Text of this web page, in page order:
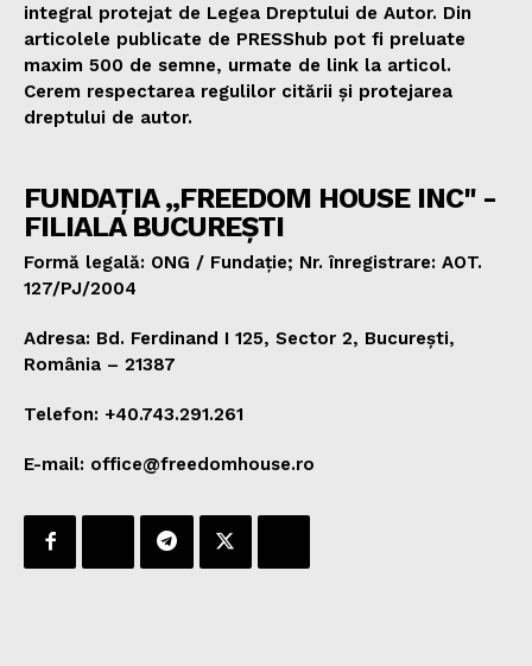
integral protejat de Legea Dreptului de Autor. Din
articolele publicate de PRESShub pot fi preluate
maxim 500 de semne, urmate de link la articol.
Cerem respectarea regulilor citării și protejarea
dreptului de autor.
FUNDAȚIA „FREEDOM HOUSE INC" -
FILIALA BUCUREȘTI
Formă legală: ONG / Fundație; Nr. înregistrare: AOT.
127/PJ/2004
Adresa: Bd. Ferdinand I 125, Sector 2, București,
România – 21387
Telefon: +40.743.291.261
E-mail: office@freedomhouse.ro